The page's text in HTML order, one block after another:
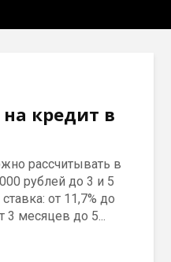
кредит в
рассчитывать в
рублей до 3 и 5
от 11,7% до
3 месяцев до 5...